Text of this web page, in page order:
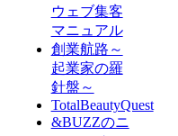
ウェブ集客
マニュアル
創業航路～
起業家の羅
針盤～
TotalBeautyQuest
&BUZZのニ